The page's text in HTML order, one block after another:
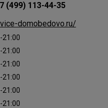
(499) 113-44-35
domobedovo.ru/
21:00
21:00
21:00
21:00
21:00
21:00